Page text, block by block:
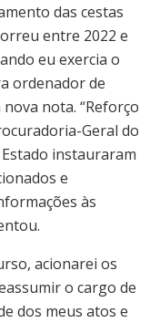
das cestas
entre 2022 e
eu exercia o
ordenador de
nota. “Reforço
Geral do
instauraram
e
às
acionarei os
o cargo de
dos meus atos e